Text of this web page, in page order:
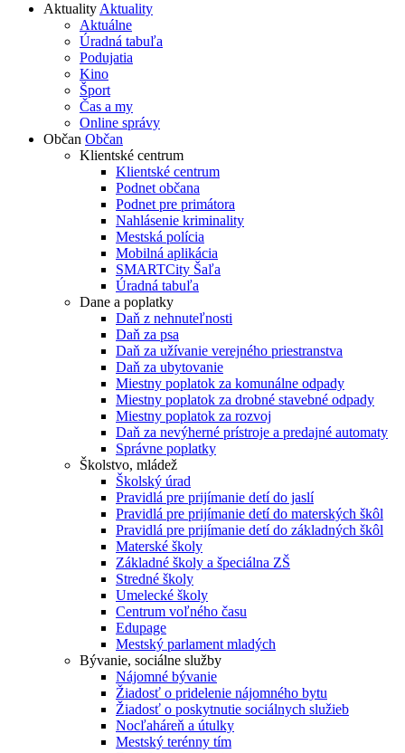
AktualityAktuality
Aktuálne
Úradná tabuľa
Podujatia
Kino
Šport
Čas a my
Online správy
Občan Občan
Klientské centrum
Klientské centrum
Podnet občana
Podnet pre primátora
Nahlásenie kriminality
Mestská polícia
Mobilná aplikácia
SMARTCity Šaľa
Úradná tabuľa
Dane a poplatky
Daň z nehnuteľnosti
Daň za psa
Daň za užívanie verejného priestranstva
Daň za ubytovanie
Miestny poplatok za komunálne odpady
Miestny poplatok za drobné stavebné odpady
Miestny poplatok za rozvoj
Daň za nevýherné prístroje a predajné automaty
Správne poplatky
Školstvo, mládež
Školský úrad
Pravidlá pre prijímanie detí do jaslí
Pravidlá pre prijímanie detí do materských škôl
Pravidlá pre prijímanie detí do základných škôl
Materské školy
Základné školy a špeciálna ZŠ
Stredné školy
Umelecké školy
Centrum voľného času
Edupage
Mestský parlament mladých
Bývanie, sociálne služby
Nájomné bývanie
Žiadosť o pridelenie nájomného bytu
Žiadosť o poskytnutie sociálnych služieb
Nocľaháreň a útulky
Mestský terénny tím